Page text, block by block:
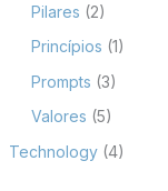
Pilares (2)
Princípios (1)
Prompts (3)
Valores (5)
Technology(4)